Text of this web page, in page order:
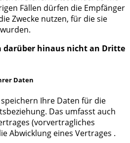
Fällen dürfen die Empfänger
Zwecke nutzen, für die sie
darüber hinaus nicht an Dritte
Daten
Ihre Daten für die
Das umfasst auch
(vorvertragliches
Abwicklung eines Vertrages .